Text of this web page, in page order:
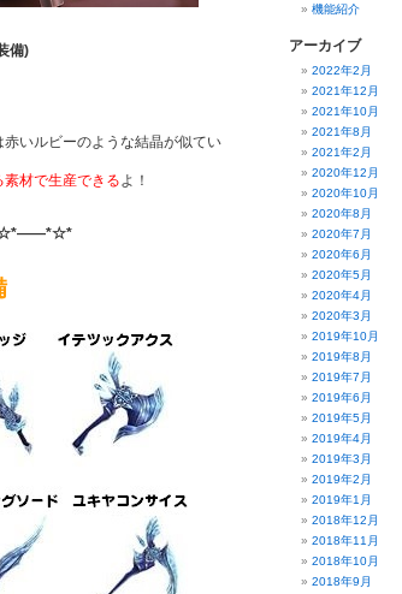
備)
いルビーのような結晶が似てい
材で生産できるよ！
機能紹介
アーカイブ
2022年2月
2021年12月
2021年10月
2021年8月
2021年2月
2020年12月
2020年10月
2020年8月
2020年7月
2020年6月
2020年5月
2020年4月
2020年3月
2019年10月
2019年8月
2019年7月
2019年6月
2019年5月
2019年4月
2019年3月
2019年2月
2019年1月
2018年12月
2018年11月
2018年10月
2018年9月